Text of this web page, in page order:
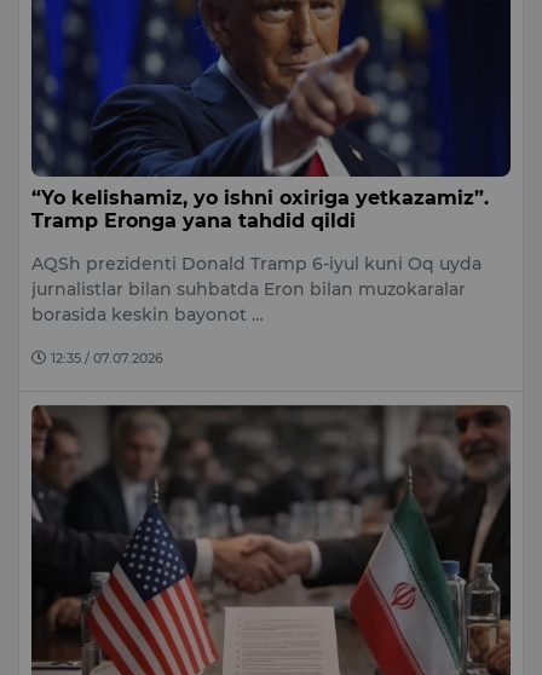
“Yo kelishamiz, yo ishni oxiriga yetkazamiz”.
Tramp Eronga yana tahdid qildi
AQSh prezidenti Donald Tramp 6-iyul kuni Oq uyda
jurnalistlar bilan suhbatda Eron bilan muzokaralar
borasida keskin bayonot …
12:35 / 07.07.2026